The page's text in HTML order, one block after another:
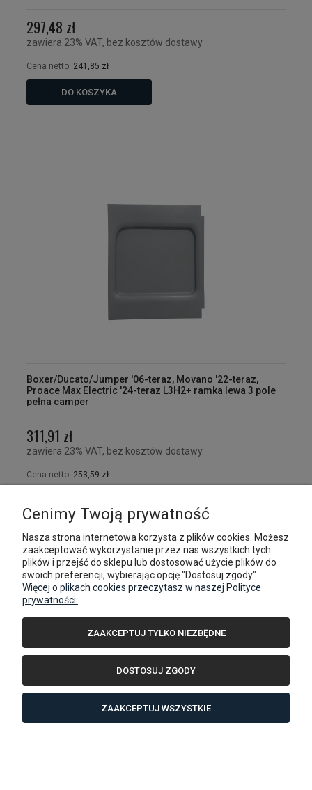
297,48 zł
zawiera 23% VAT, bez kosztów dostawy
Cena netto: 241,85 zł
DO KOSZYKA
Boxer/Ducato/Jumper '06-teraz, Movano '22-teraz,
Proace Max Electric '24-teraz L3H2+ ramka lewa 3 pole
pełna camper
311,91 zł
zawiera 23% VAT, bez kosztów dostawy
Cena netto: 253,59 zł
Cenimy Twoją prywatność
Nasza strona internetowa korzysta z plików cookies. Możesz
zaakceptować wykorzystanie przez nas wszystkich tych
plików i przejść do sklepu lub dostosować użycie plików do
swoich preferencji, wybierając opcję "Dostosuj zgody".
Więcej o plikach cookies przeczytasz w naszej Polityce
prywatności.
ZAAKCEPTUJ TYLKO NIEZBĘDNE
DOSTOSUJ ZGODY
ZAAKCEPTUJ WSZYSTKIE